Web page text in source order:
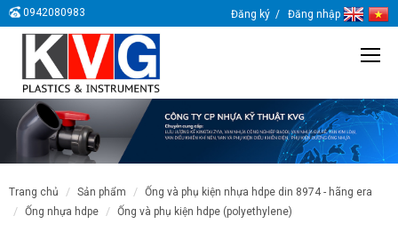
0942080983 Đăng ký Đăng nhập
trang chủ sản phẩm
ống và phụ kiện nhựa hdpe din 8974 - hãng era
ống nhựa hdpe
ống và phụ kiện hdpe (polyethylene)